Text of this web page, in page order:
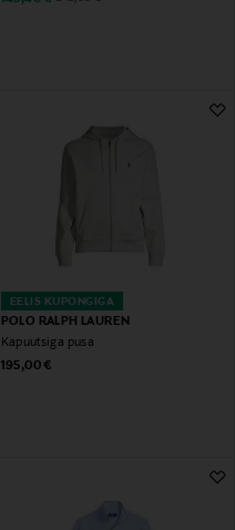
EELIS KUPONGIGA
POLO RALPH LAUREN
Kapuutsiga pusa
Original Price
195,00 €